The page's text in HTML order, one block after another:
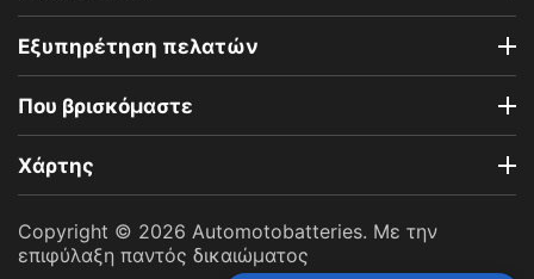
Εξυπηρέτηση πελατών
Που βρισκόμαστε
Χάρτης
Copyright © 2026 Automotobatteries. Με την
επιφύλαξη παντός δικαιώματος